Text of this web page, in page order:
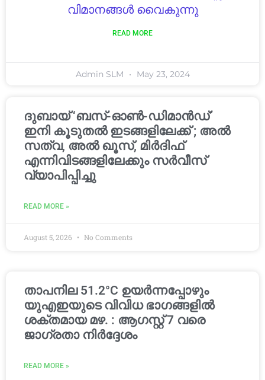
വിമാനങ്ങൾ വൈകുന്നു
READ MORE
Admin SLM May 23, 2024
ദുബായ് ‘ബസ്-ഓൺ-ഡിമാൻഡ്’
ഇനി കൂടുതൽ ഇടങ്ങളിലേക്ക് ; അൽ
സത്വ, അൽ ഖൂസ്, മിർദിഫ്
എന്നിവിടങ്ങളിലേക്കും സർവീസ്
വ്യാപിപ്പിച്ചു
READ MORE »
August 5, 2026 No Comments
താപനില 51.2°C ഉയർന്നപ്പോഴും
യുഎഇയുടെ വിവിധ ഭാഗങ്ങളിൽ
ശക്തമായ മഴ. : ആഗസ്റ്റ് 7 വരെ
ജാഗ്രതാ നിർദ്ദേശം
READ MORE »